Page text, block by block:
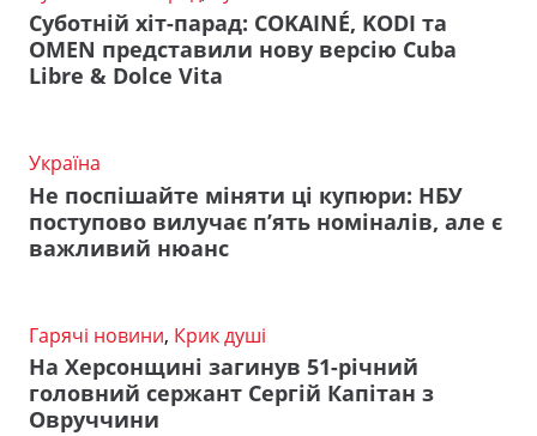
Суботній хіт-парад: COKAINÉ, KODI та
OMEN представили нову версію Cuba
Libre & Dolce Vita
Україна
Не поспішайте міняти ці купюри: НБУ
поступово вилучає п’ять номіналів, але є
важливий нюанс
Гарячі новини, Крик душі
На Херсонщині загинув 51-річний
головний сержант Сергій Капітан з
Овруччини